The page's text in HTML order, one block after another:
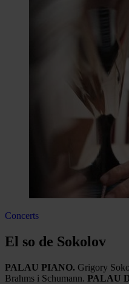
Concerts
El so de Sokolov
PALAU PIANO. Grigory
Brahms i Schumann. PALAU